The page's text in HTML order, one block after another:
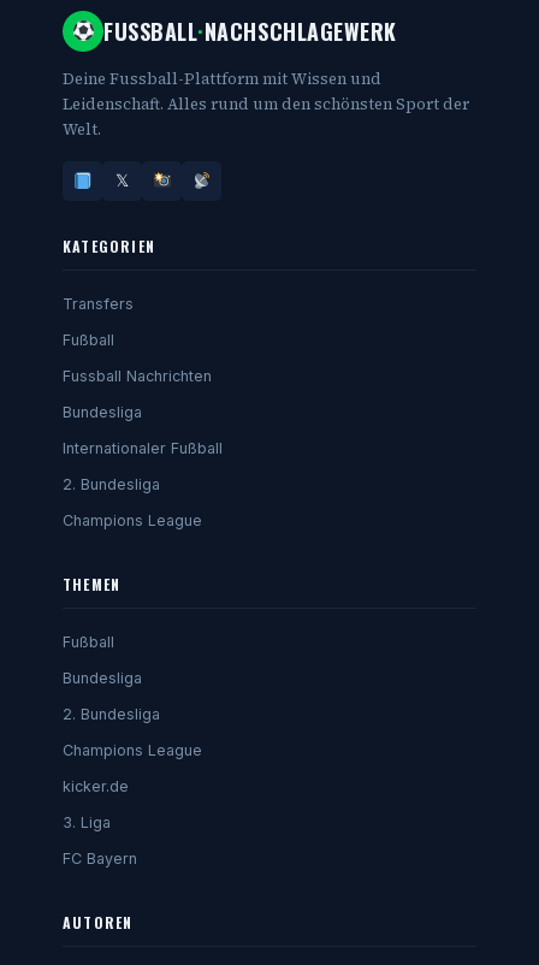
FUSSBALL·NACHSCHLAGEWERK
Deine Fussball-Plattform mit Wissen und
Leidenschaft. Alles rund um den schönsten Sport der
Welt.
𝕏
KATEGORIEN
Transfers
Fußball
Fussball Nachrichten
Bundesliga
Internationaler Fußball
2. Bundesliga
Champions League
THEMEN
Fußball
Bundesliga
2. Bundesliga
Champions League
kicker.de
3. Liga
FC Bayern
AUTOREN